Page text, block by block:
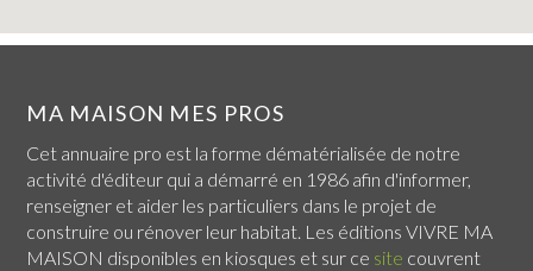
MA MAISON MES PROS
Cet annuaire pro est la forme dématérialisée de notre
activité d'éditeur qui a démarré en 1986 afin d'informer,
renseigner et aider les particuliers dans le projet de
construire ou rénover leur habitat. Les éditions VIVRE MA
MAISON disponibles en kiosques et sur ce site couvrent